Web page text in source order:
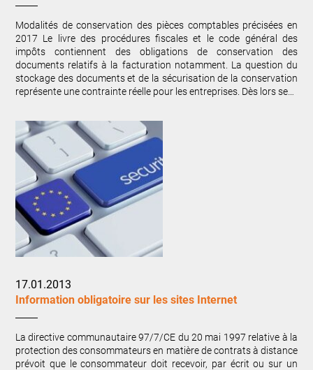
Modalités de conservation des pièces comptables précisées en
2017 Le livre des procédures fiscales et le code général des
impôts contiennent des obligations de conservation des
documents relatifs à la facturation notamment. La question du
stockage des documents et de la sécurisation de la conservation
représente une contrainte réelle pour les entreprises. Dès lors se…
17.01.2013
Information obligatoire sur les sites Internet
La directive communautaire 97/7/CE du 20 mai 1997 relative à la
protection des consommateurs en matière de contrats à distance
prévoit que le consommateur doit recevoir, par écrit ou sur un